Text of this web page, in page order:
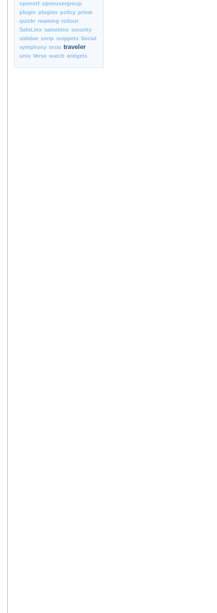
openntf openusergroup
plugin plugins policy privat
quickr roaming rollout
SafeLinx sametime security
sidebar smtp snippets Social
symphony tesla traveler
unix Verse watch widgets